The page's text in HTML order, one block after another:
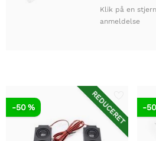
Klik på en
anmeldelse
REDUCERET
-50 % -